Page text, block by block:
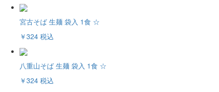
宮古そば 生麺 袋入 1食 ☆
￥324 税込
八重山そば 生麺 袋入 1食 ☆
￥324 税込